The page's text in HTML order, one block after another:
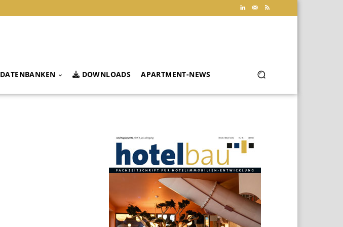
DATENBANKEN DOWNLOADS APARTMENT-NEWS